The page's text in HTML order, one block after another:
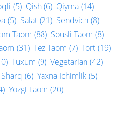
(5) Qish (6) Qiyma (14)
(5) Salat (21) Sendvich (8)
Taom (88) Sousli Taom (8)
(31) Tez Taom (7) Tort (19)
Tuxum (9) Vegetarian (42)
(6) Yaxna Ichimlik (5)
Yozgi Taom (20)